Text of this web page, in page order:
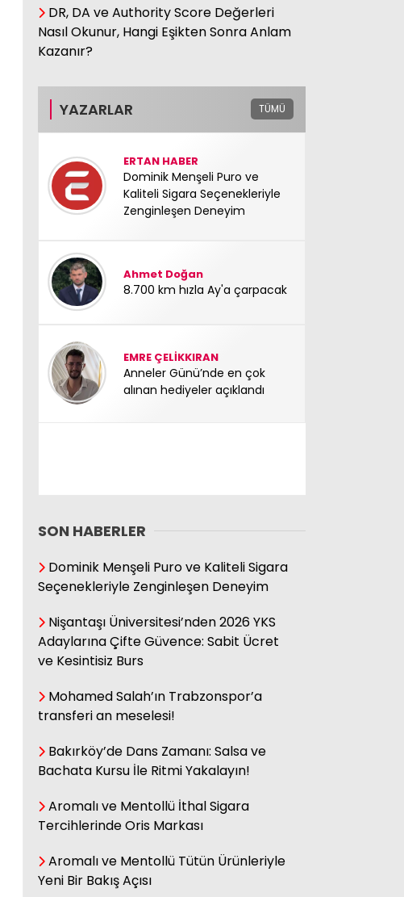
DR, DA ve Authority Score Değerleri
Nasıl Okunur, Hangi Eşikten Sonra Anlam
Kazanır?
YAZARLAR TÜMÜ
ERTAN HABER
Dominik Menşeli Puro ve
Kaliteli Sigara Seçenekleriyle
Zenginleşen Deneyim
Ahmet Doğan
8.700 km hızla Ay'a çarpacak
EMRE ÇELİKKIRAN
Anneler Günü’nde en çok
alınan hediyeler açıklandı
SON HABERLER
Dominik Menşeli Puro ve Kaliteli Sigara
Seçenekleriyle Zenginleşen Deneyim
Nişantaşı Üniversitesi’nden 2026 YKS
Adaylarına Çifte Güvence: Sabit Ücret
ve Kesintisiz Burs
Mohamed Salah’ın Trabzonspor’a
transferi an meselesi!
Bakırköy’de Dans Zamanı: Salsa ve
Bachata Kursu İle Ritmi Yakalayın!
Aromalı ve Mentollü İthal Sigara
Tercihlerinde Oris Markası
Aromalı ve Mentollü Tütün Ürünleriyle
Yeni Bir Bakış Açısı